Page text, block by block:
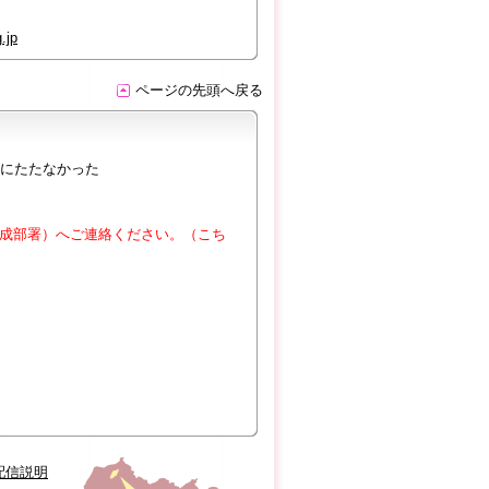
ページの先頭へ戻る
たたなかった
部署）へご連絡ください。（こち
信説明